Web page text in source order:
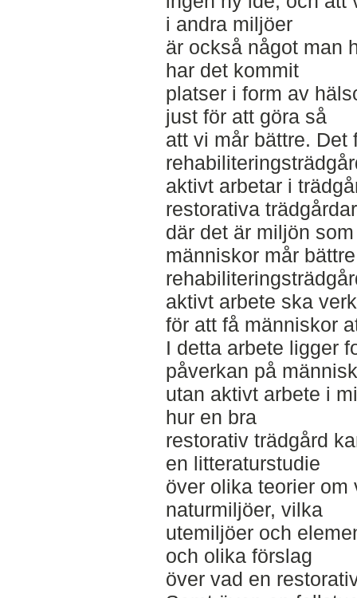
i andra miljöer
är också något man
har det kommit
platser i form av
just för att göra så
att vi mår bättre. Det
aktivt arbetar i
restorativa trädgårdar
där det är miljön
människor mår
aktivt arbete ska
för att få människor
I detta arbete ligger
påverkan på
utan aktivt arbete i
hur en bra
restorativ trädgård
en litteraturstudie
över olika teorier om
naturmiljöer, vilka
utemiljöer och
och olika förslag
över vad en